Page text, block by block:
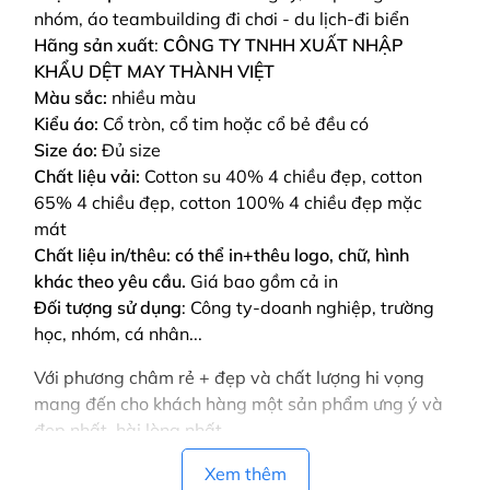
nhóm, áo teambuilding đi chơi - du lịch-đi biển
Hãng sản xuất: CÔNG TY TNHH XUẤT NHẬP
KHẨU DỆT MAY THÀNH VIỆT
Màu sắc: nhiều màu
Kiểu áo: Cổ tròn, cổ tim hoặc cổ bẻ đều có
Size áo: Đủ size
Chất liệu vải: Cotton su 40% 4 chiều đẹp, cotton
65% 4 chiều đẹp, cotton 100% 4 chiều đẹp mặc
mát
Chất liệu in/thêu: có thể in+thêu logo, chữ, hình
khác theo yêu cầu. Giá bao gồm cả in
Đối tượng sử dụng: Công ty-doanh nghiệp, trường
học, nhóm, cá nhân...
Với phương châm rẻ + đẹp và chất lượng hi vọng
mang đến cho khách hàng một sản phẩm ưng ý và
đẹp nhất, hài lòng nhất
Vui lòng liên hệ để được tư vấn! để gửi bảng màu,
Xem thêm